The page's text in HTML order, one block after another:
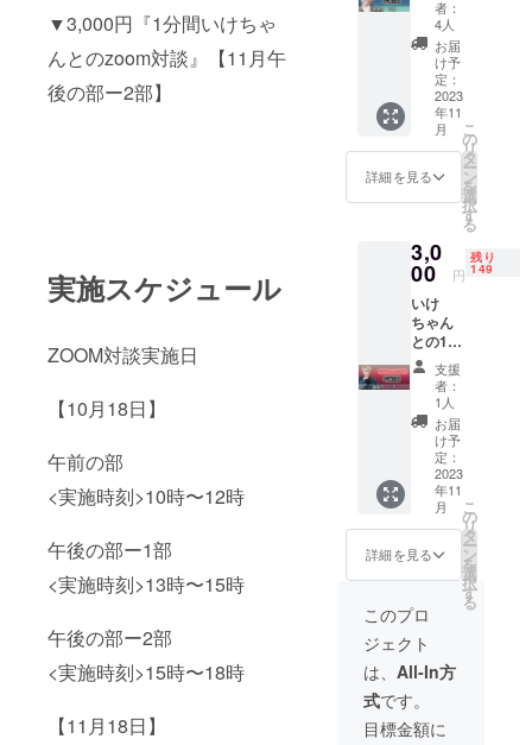
▼3,000円『1分間いけちゃ
んとのzoom対談』【11月午
後の部ー2部】
実施スケジュール
ZOOM対談実施日
【10月18日】
午前の部
<実施時刻>10時〜12時
午後の部ー1部
<実施時刻>13時〜15時
午後の部ー2部
<実施時刻>15時〜18時
【11月18日】
してく
ださ
い。
午後の
部ー2
部】 ※
重複し
て支援
が可能
となっ
ており
ます。
(例)
3000円
×10個支
援＝10
分間対
談 ☆備
考欄に
ZOOM
のユー
ザー名
を記入
してく
ださ
い。
者：
4人
お届
け予
定：
2023
年11
月
詳細を見る
こ
の
リ
タ
ー
ン
を
選
択
す
る
3,0
00 円
残り
149
いけ
ちゃん
との1分
間の対
談【11
月午後
の部ー2
部】 ※
重複し
て支援
が可能
となっ
ており
ます。
(例)
3000円
×10個支
援＝10
分間対
談 ☆備
考欄に
ZOOM
のユー
ザー名
支援
者：
1人
お届
け予
定：
2023
年11
月
詳細を見る
こ
の
リ
タ
ー
ン
を
選
択
す
る
このプロ
ジェクト
は、 All-In方
式です。
目標金額に